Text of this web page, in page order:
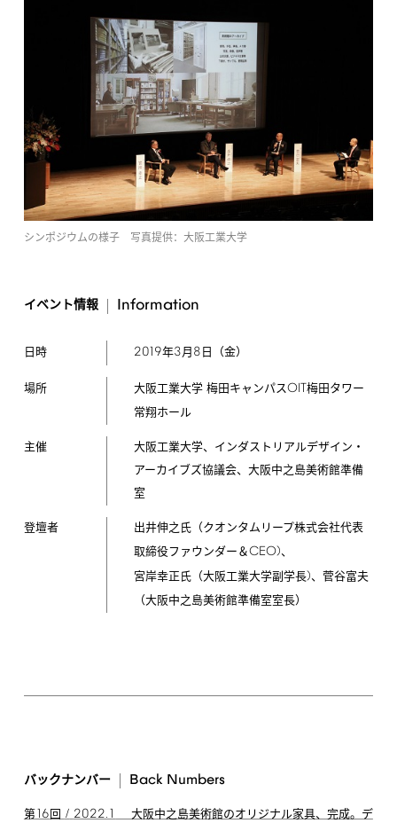
シンポジウムの様子 写真提供：大阪工業大学
イベント情報 Information
日時 2019年3月 8 日（金）
場所 大阪工業大学 梅田キャンパスOIT 梅田タワー
常翔ホール
主催
大阪工業大学、インダストリアルデザイン・
アーカイブズ協議会、大阪中之島美術館準備
室
登壇者
出井伸之氏（クオンタムリープ株式会社代表
取締役ファウンダー＆CEO)、
宮岸幸正氏（大阪工業大学副学長)、菅谷富夫
（大阪中之島美術館準備室室長）
バックナンバー Back Numbers
第16回 / 2022.1 大阪中之島美術館のオリジナル家具、完成。デ